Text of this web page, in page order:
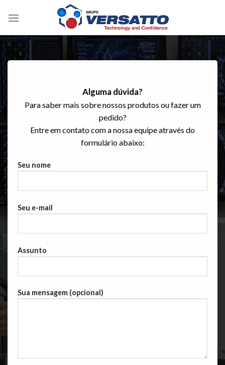
Alguma dúvida?
Para saber mais sobre nossos produtos ou fazer um
pedido?
Entre em contato com a nossa equipe através do
formulário abaixo:
Seu nome
Seu e-mail
Assunto
Sua mensagem (opcional)